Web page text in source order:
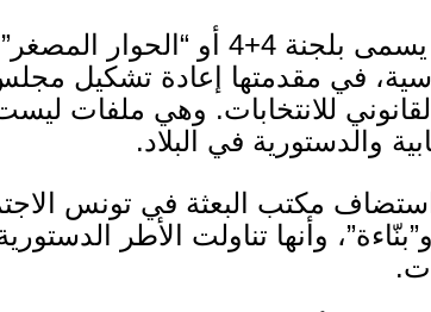
يسمى بلجنة 4+4
أو “الحوار
في مقدمتها إعادة تشكيل مجلس
للانتخابات. وهي ملفات ليست
والدستورية في البلاد.
مكتب البعثة في تونس
وأنها تناولت الأطر الدستورية
.